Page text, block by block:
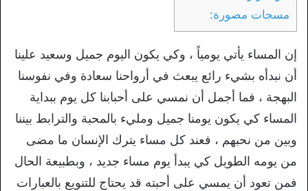
مسجات مصورة:
إن المساء يأتي يومياً ، وكي يكون اليوم جميل وسعيد علينا
أن نبدأه بشيء رائع يبعث في أرواحنا سعادة وفي نفوسنا
البهجة ، فما أجمل أن نمسي على أحبابنا كل يوم ببداية
المساء كي يكون يومنا جميل ومليء بالمحبة والترابط بيننا
وبين من نحبهم ، فعند كل مساء يترك الإنسان ما مضى
من يومه الطويل كي يبدأ يوم مساء جديد ، وبطبيعة الحال
فمن تعود أن يمسي على أحبته قد يحتاج للتنويع بالعبارات